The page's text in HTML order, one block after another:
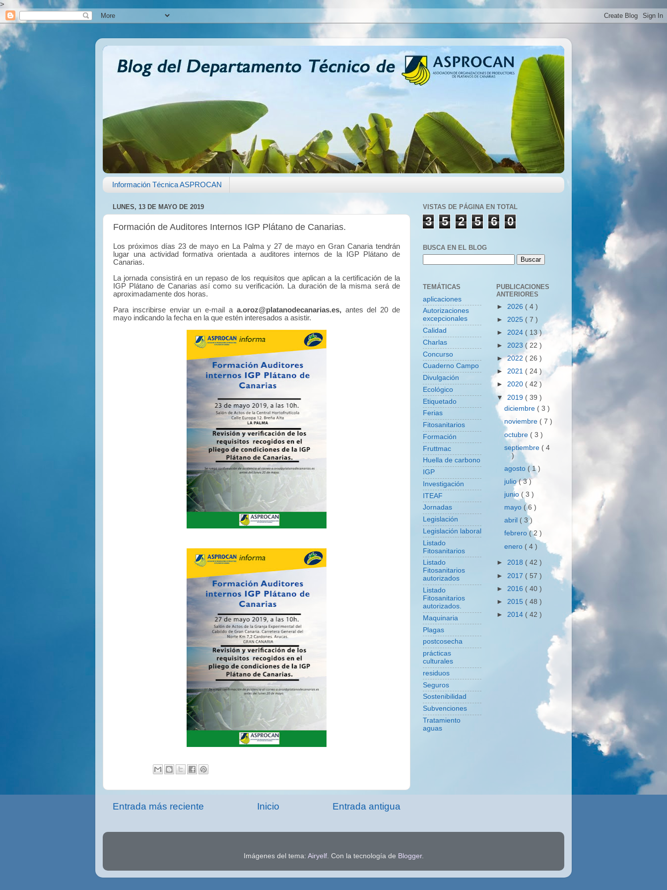
>
Información Técnica ASPROCAN
LUNES, 13 DE MAYO DE 2019
Formación de Auditores Internos IGP Plátano de Canarias.
Los próximos días 23 de mayo en La Palma y 27 de mayo en Gran Canaria tendrán
lugar una actividad formativa orientada a auditores internos de la IGP Plátano de
Canarias.
La jornada consistirá en un repaso de los requisitos que aplican a la certificación de la
IGP Plátano de Canarias así como su verificación. La duración de la misma será de
aproximadamente dos horas.
Para inscribirse enviar un e-mail a a.oroz@platanodecanarias.es,antes del 20 de
mayo indicando la fecha en la que estén interesados a asistir.
Entrada más reciente Entrada antigua
Inicio
VISTAS DE PÁGINA EN TOTAL
3 5 2 5 6 0
BUSCA EN EL BLOG
TEMÁTICAS
aplicaciones
Autorizaciones
excepcionales
Calidad
Charlas
Concurso
Cuaderno Campo
Divulgación
Ecológico
Etiquetado
Ferias
Fitosanitarios
Formación
Fruttmac
Huella de carbono
IGP
Investigación
ITEAF
Jornadas
Legislación
Legislación laboral
Listado
Fitosanitarios
Listado
Fitosanitarios
autorizados
Listado
Fitosanitarios
autorizados.
Maquinaria
Plagas
postcosecha
prácticas
culturales
residuos
Seguros
Sostenibilidad
Subvenciones
Tratamiento
aguas
PUBLICACIONES
ANTERIORES
► 2026 ( 4 )
► 2025 ( 7 )
► 2024 ( 13 )
► 2023 ( 22 )
►2022 ( 26 )
► 2021 ( 24 )
► 2020 ( 42 )
▼ 2019 ( 39 )
diciembre ( 3 )
noviembre ( 7 )
octubre ( 3 )
septiembre ( 4
)
agosto ( 1 )
julio( 3 )
junio ( 3 )
mayo ( 6 )
abril ( 3 )
febrero( 2 )
enero ( 4 )
► 2018 ( 42 )
► 2017 ( 57 )
► 2016 ( 40 )
► 2015 ( 48 )
► 2014 ( 42 )
Imágenes del tema: Airyelf. Con la tecnología de Blogger.